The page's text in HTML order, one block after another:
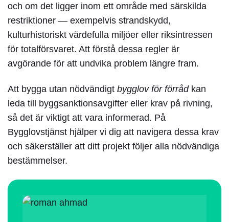
och om det ligger inom ett område med särskilda
restriktioner — exempelvis strandskydd,
kulturhistoriskt värdefulla miljöer eller riksintressen
för totalförsvaret. Att förstå dessa regler är
avgörande för att undvika problem längre fram.
Att bygga utan nödvändigt bygglov för förrådkan
leda till byggsanktionsavgifter eller krav på rivning,
så det är viktigt att vara informerad. På
Bygglovstjänst hjälper vi dig att navigera dessa krav
och säkerställer att ditt projekt följer alla nödvändiga
bestämmelser.